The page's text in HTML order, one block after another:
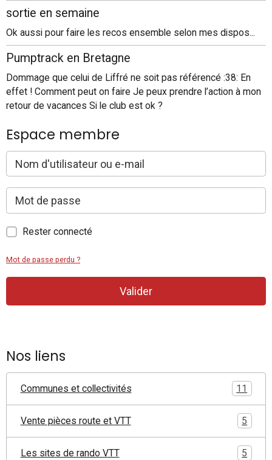
sortie en semaine
Ok aussi pour faire les recos ensemble selon mes dispos...
Pumptrack en Bretagne
Dommage que celui de Liffré ne soit pas référencé :38: En
effet ! Comment peut on faire Je peux prendre l’action à mon
retour de vacances Si le club est ok ?
Espace membre
Rester connecté
Mot de passe perdu ?
Valider
Nos liens
Communes et collectivités 11
Vente pièces route et VTT 5
Les sites de rando VTT 5